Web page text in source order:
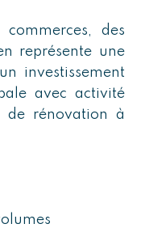
des
représente une
investissement
avec activité
de rénovation à